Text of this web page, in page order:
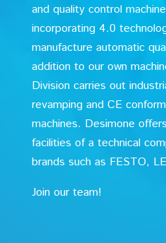
and quality control
incorporating 4.0
manufacture automatic
addition to our own
Division carries out
revamping and CE
machines. Desimone
facilities of a technical
brands such as FESTO,
Join our team!